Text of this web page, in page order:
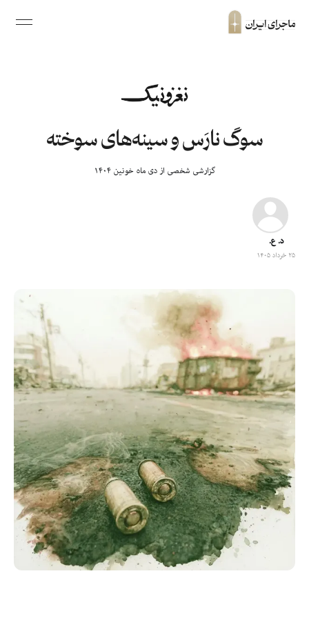
سوگ نارَس و سینه‌های سوخته
گزارشی شخصی از دی ماه خونین ۱۴۰۴
د. ع.
۲۵ خرداد ۱۴۰۵